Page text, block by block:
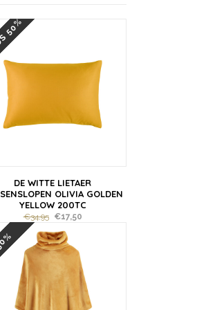
DE WITTE LIETAER
OLIVIA GOLDEN
YELLOW 200TC
€34,95 €17,50